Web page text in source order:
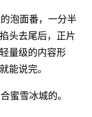
泡面番，一分半
头去尾后，正片
量级的内容形
能说完。
蜜雪冰城的。